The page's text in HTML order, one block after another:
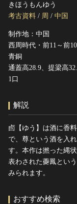
きほうもんゆう
考古資料 / 周 / 中国
制作地：中国
西周時代・前11～前
青銅
通蓋高28.9、提梁高
1口
解説
卣【ゆう】は酒に香
で、尊という酒を入
す。本作は撚った縄
表わされた虁鳳とい
みられます。
おすすめ検索